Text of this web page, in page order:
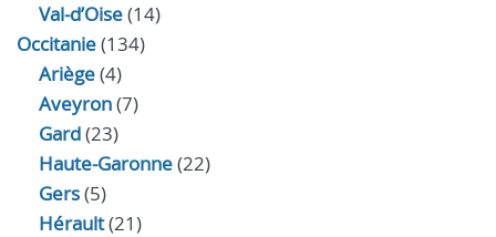
Val-d’Oise(14)
Occitanie(134)
Ariège(4)
Aveyron(7)
Gard(23)
Haute-Garonne(22)
Gers(5)
Hérault(21)